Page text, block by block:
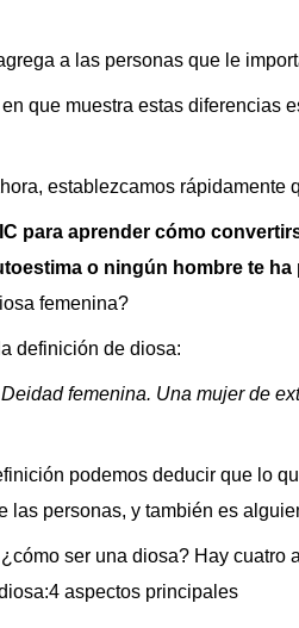
a las personas que le
que muestra estas diferencias
establezcamos rápidamente
para aprender cómo
o ningún hombre te
femenina?
definición de diosa:
femenina. Una mujer de
podemos deducir que lo
las personas, y también es
ser una diosa? Hay cuatro
aspectos principales